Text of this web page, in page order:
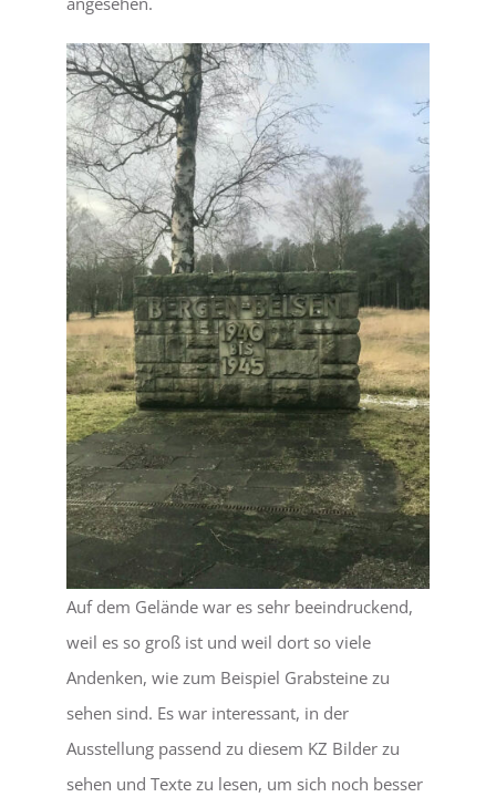
Auf dem Gelände war es sehr beeindruckend,
weil es so groß ist und weil dort so viele
Andenken, wie zum Beispiel Grabsteine zu
sehen sind. Es war interessant, in der
Ausstellung passend zu diesem KZ Bilder zu
sehen und Texte zu lesen, um sich noch besser